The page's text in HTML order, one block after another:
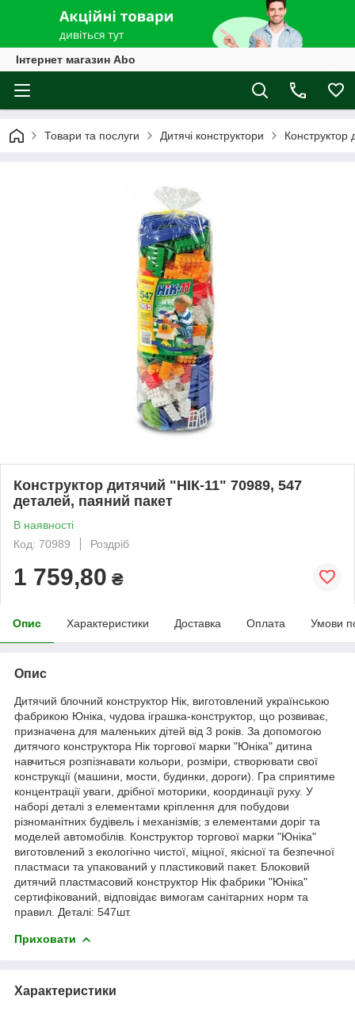
Інтернет магазин Abo
Товари та послуги Дитячі конструктори
Конструктор дитячий "НІК-11" 70989, 547
деталей, паяний пакет
В наявності
Код: 70989
Роздріб
1 759,80 ₴
Опис Характеристики Доставка Оплата Умови
Опис
Дитячий блочний конструктор Нік, виготовлений українською
фабрикою Юніка, чудова іграшка-конструктор, що розвиває,
призначена для маленьких дітей від 3 років. За допомогою
дитячого конструктора Нік торгової марки "Юніка" дитина
навчиться розпізнавати кольори, розміри, створювати свої
конструкції (машини, мости, будинки, дороги). Гра сприятиме
концентрації уваги, дрібної моторики, координації руху. У
наборі деталі з елементами кріплення для побудови
різноманітних будівель і механізмів; з елементами доріг та
моделей автомобілів. Конструктор торгової марки "Юніка"
виготовлений з екологічно чистої, міцної, якісної та безпечної
пластмаси та упакований у пластиковий пакет. Блоковий
дитячий пластмасовий конструктор Нік фабрики "Юніка"
сертифікований, відповідає вимогам санітарних норм та
правил. Деталі: 547шт.
Приховати
Характеристики